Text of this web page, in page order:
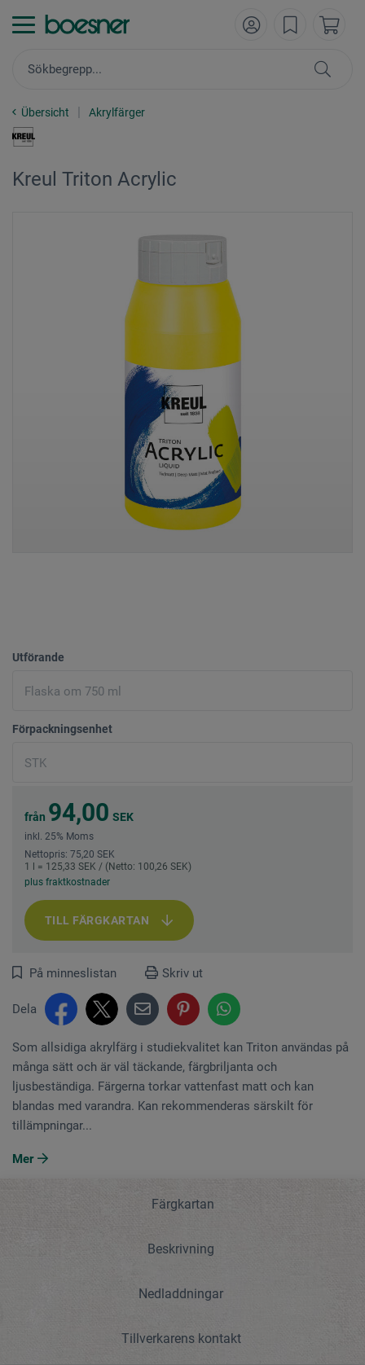
Übersicht Akrylfärger
Kreul Triton Acrylic
Utförande
Förpackningsenhet
från 94,00 SEK
inkl. 25% Moms
Nettopris: 75,20 SEK
1 l = 125,33 SEK / (Netto: 100,26 SEK)
plus fraktkostnader
TILL FÄRGKARTAN
På minneslistan Skriv ut
Dela
Som allsidiga akrylfärg i studiekvalitet kan Triton användas på
många sätt och är väl täckande, färgbriljanta och
ljusbeständiga. Färgerna torkar vattenfast matt och kan
blandas med varandra. Kan rekommenderas särskilt för
tillämpningar...
Mer
Färgkartan
Beskrivning
Nedladdningar
Tillverkarens kontakt